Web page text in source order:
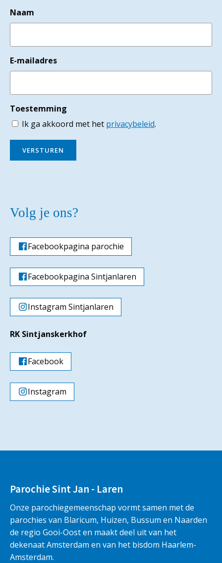
Naam
E-mailadres
Toestemming
Ik ga akkoord met het privacybeleid.
VERSTUREN
Volg je ons?
Facebookpagina parochie
Facebookpagina Sintjanlaren
Instagram Sintjanlaren
RK Sintjanskerkhof
Facebook
Instagram
Parochie Sint Jan - Laren
Onze parochiegemeenschap vormt samen met de
parochies van Blaricum, Huizen, Bussum en Naarden
de regio Gooi-Oost en maakt deel uit van het
dekenaat Amsterdam en van het bisdom Haarlem-
Amsterdam.